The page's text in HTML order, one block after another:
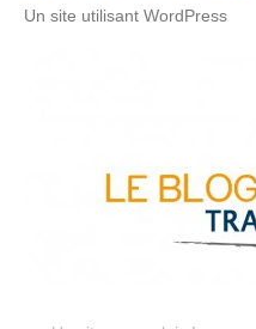
Un site utilisant WordPress